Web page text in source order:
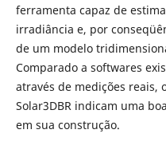
ferramenta capaz de
irradiância e, por
de um modelo
Comparado a softwares
através de medições reais,
Solar3DBR indicam uma
em sua construção.